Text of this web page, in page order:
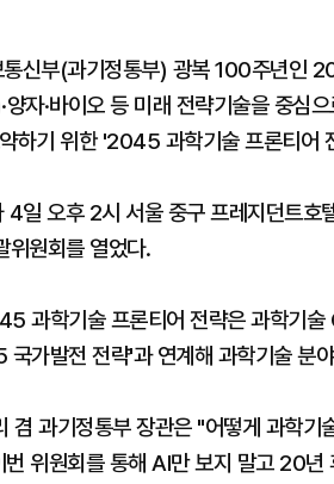
신부(과기정통부) 광복 100주년인
양자·바이오 등 미래 전략기술을 중심
하기 위한 '2045 과학기술 프론티어
4일 오후 2시 서울 중구 프레지던트
위원회를 열었다.
과학기술 프론티어 전략은 과학기
가발전 전략'과 연계해 과학기술 분
겸 과기정통부 장관은 "어떻게 과학
위원회를 통해 AI만 보지 말고 20년